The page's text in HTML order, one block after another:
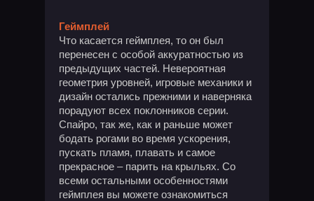
Геймплей
Что касается геймплея, то он был
перенесен с особой аккуратностью из
предыдущих частей. Невероятная
геометрия уровней, игровые механики и
дизайн остались прежними и наверняка
порадуют всех поклонников серии.
Спайро, так же, как и раньше может
бодать рогами во время ускорения,
пускать пламя, плавать и самое
прекрасное – парить на крыльях. Со
всеми остальными особенностями
геймплея вы можете ознакомиться